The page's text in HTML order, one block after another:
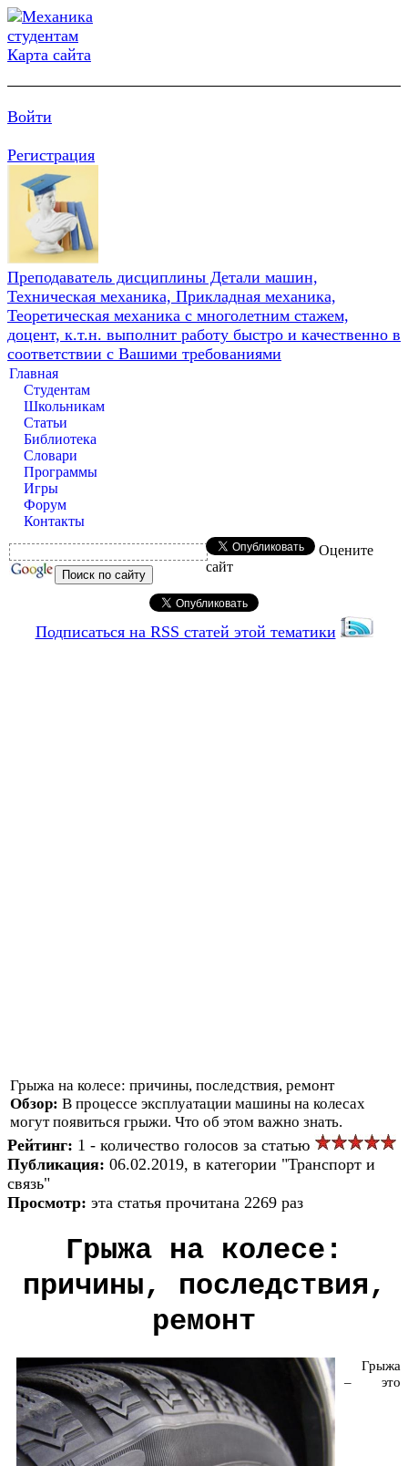
Карта сайта
Войти
Регистрация
Преподаватель дисциплины Детали машин,
Техническая механика, Прикладная механика,
Теоретическая механика с многолетним стажем,
доцент, к.т.н. выполнит работу быстро и качественно в
соответствии с Вашими требованиями
Главная
Студентам
Школьникам
Статьи
Библиотека
Словари
Программы
Игры
Форум
Контакты
Оцените
сайт
Подписаться на RSS статей этой тематики
Грыжа на колесе: причины, последствия, ремонт
Обзор: В процессе эксплуатации машины на колесах
могут появиться грыжи. Что об этом важно знать.
Рейтинг: 1 - количество голосов за статью
Публикация: 06.02.2019, в категории "Транспорт и
связь"
Просмотр: эта статья прочитана 2269 раз
Грыжа на колесе:
причины, последствия,
ремонт
Грыжа
– это